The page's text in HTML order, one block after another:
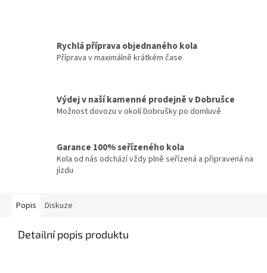
Rychlá příprava objednaného kola
Příprava v maximálně krátkém čase
Výdej v naší kamenné prodejně v Dobrušce
Možnost dovozu v okolí Dobrušky po domluvě
Garance 100% seřízeného kola
Kola od nás odchází vždy plně seřízená a připravená na
jízdu
Popis Diskuze
Detailní popis produktu